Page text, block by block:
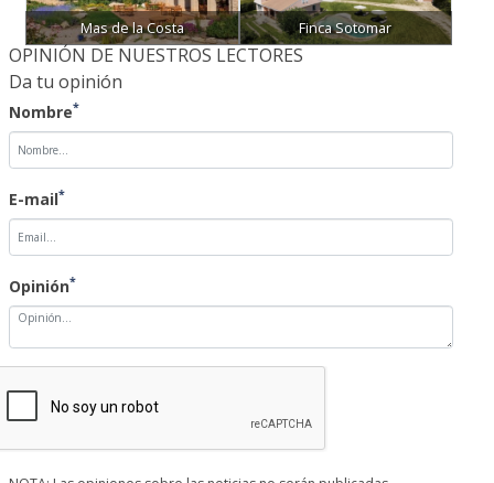
OPINIÓN DE NUESTROS LECTORES
Da tu opinión
Nombre *
E-mail*
Opinión